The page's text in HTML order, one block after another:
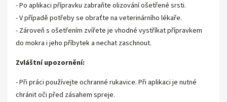
- Po aplikaci přípravku zabraňte olizování ošetřené srsti.
- V případě potřeby se obraťte na veterinárního lékaře.
- Zároveň s ošetřením zvířete je vhodné vystříkat přípravkem
do mokra i jeho příbytek a nechat zaschnout.
Zvláštní upozornění:
- Při práci používejte ochranné rukavice. Při aplikaci je nutné
chránit oči před zásahem spreje.